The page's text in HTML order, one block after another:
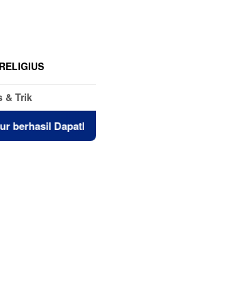
RELIGIUS
& Trik
Dapatkan 20 Kantong Darah di Burau